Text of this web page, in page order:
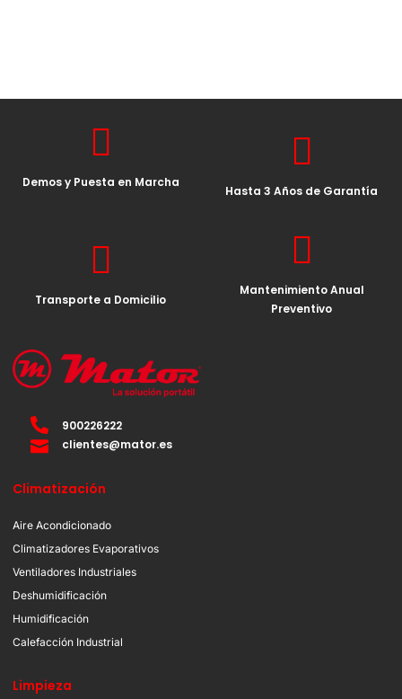
Demos y Puesta en Marcha
Hasta 3 Años de Garantía
Transporte a Domicilio
Mantenimiento Anual
Preventivo
900226222
clientes@mator.es
Climatización
Aire Acondicionado
Climatizadores Evaporativos
Ventiladores Industriales
Deshumidificación
Humidificación
Calefacción Industrial
Limpieza